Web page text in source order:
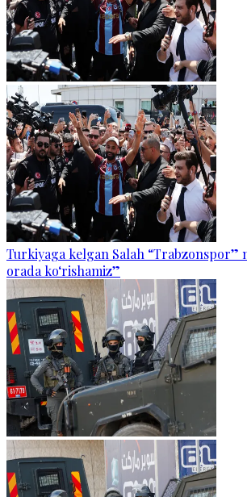
Turkiyaga kelgan Salah “Trabzonspor”
orada ko‘rishamiz”